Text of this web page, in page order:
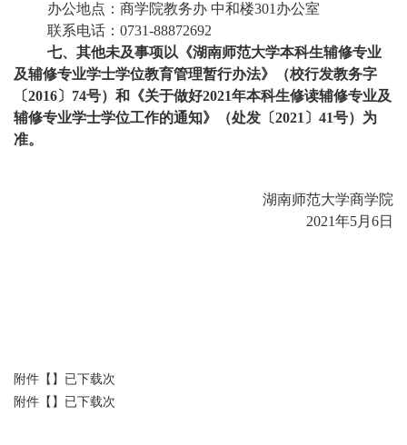
办公地点：商学院教务办 中和楼301办公室
联系电话：0731-88872692
七、其他未及事项以《湖南师范大学本科生辅修专业
及辅修专业学士学位教育管理暂行办法》（校行发教务字
〔2016〕74号）和《关于做好2021年本科生修读辅修专业及
辅修专业学士学位工作的通知》（处发〔2021〕41号）为
准。
湖南师范大学商学院
2021年5月6日
附件【】已下载次
附件【】已下载次